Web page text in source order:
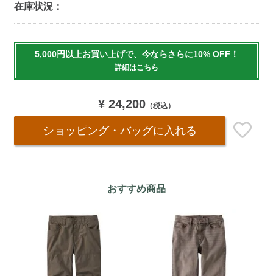
在庫状況：
to
5,000円以上お買い上げで、今ならさらに10% OFF！
詳細はこちら
¥ 24,200 （税込）
ショッピング・バッグに入れる
おすすめ商品